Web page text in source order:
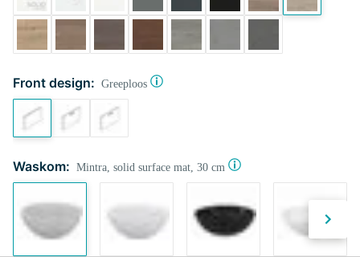
Front design: Greeploos
Waskom: Mintra, solid surface mat, 30 cm